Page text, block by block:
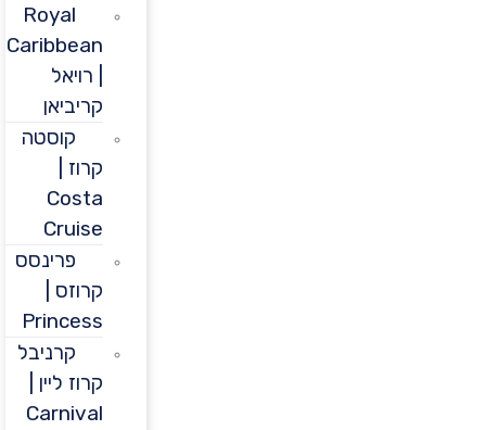
Royal
Caribbean
קריביאן
קוסטה
Costa
Cruise
פרינסס
קרוזס |
Princess
קרניבל
קרוז ליין |
Carnival